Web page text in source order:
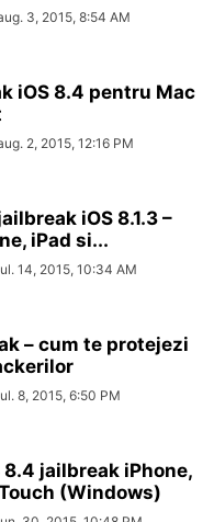
3, 2015, 8:54 AM
iOS 8.4 pentru Mac
2, 2015, 12:16 PM
iOS 8.1.3 –
iPad si...
14, 2015, 10:34 AM
– cum te protejezi
8, 2015, 6:50 PM
8.4 jailbreak iPhone,
(Windows)